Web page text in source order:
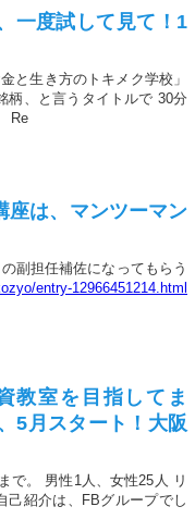
一度試して見て！1
と生き方のトキメク学校」
柄、と言うタイトルで 30分
Re
座は、マンツーマン
副担任補佐になってもらう
entry-12966451214.html
教室を目指してま
5月スタート！大阪
で。 男性1人、女性25人 リ
己紹介は、FBグループでし